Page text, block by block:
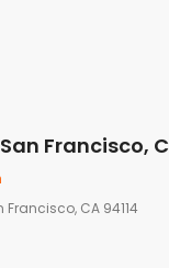
Francisco,
Francisco, CA 94114